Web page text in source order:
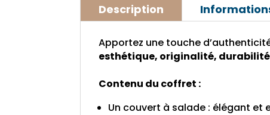
Description
Apportez une touche
esthétique, originalité,
Contenu du coffret :
Un couvert à salade : élégant et